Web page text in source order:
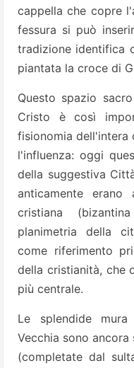
cappella che copre
fessura si può
tradizione identifica
piantata la croce di
Questo spazio
Cristo è così
fisionomia dell'intera
l'influenza: oggi
della suggestiva
anticamente
cristiana
planimetria della
come riferimento
della cristianità, che
più centrale.
Le splendide
Vecchia sono
(completate dal